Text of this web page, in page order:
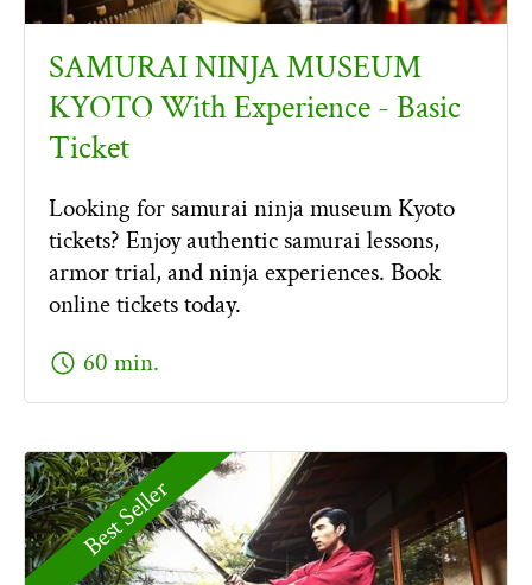
SAMURAI NINJA MUSEUM
KYOTO With Experience - Basic
Ticket
Looking for samurai ninja museum Kyoto
tickets? Enjoy authentic samurai lessons,
armor trial, and ninja experiences. Book
online tickets today.
schedule 60 min.
Best Seller